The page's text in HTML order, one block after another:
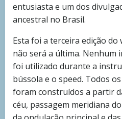
entusiasta e um dos
ancestral no Brasil.
Esta foi a terceira edição
não será a última.
foi utilizado durante a
bússola e o speed. Todos
foram construídos a partir
céu, passagem meridiana